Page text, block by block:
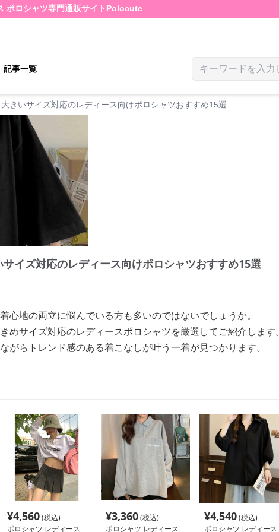
ポロシャツ専門通販サイト Polocute
記事一覧
きいサイズ対応のレディース向けポロシャツおすすめ15選
イズ対応のレディース向けポロシャツおすすめ15選
地の両立に悩んでいる方も多いのではないでしょうか。
サイズ対応のレディースポロシャツを厳選してご紹介します。
がらトレンド感のある着こなしが叶う一着が見つかります。
¥4,560(税込)
ポロシャツ レディース
¥3,360(税込)
ポロシャツ レディース
¥4,540(税込)
ポロシャツ レディース